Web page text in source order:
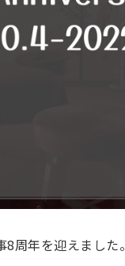
周年を迎えました。